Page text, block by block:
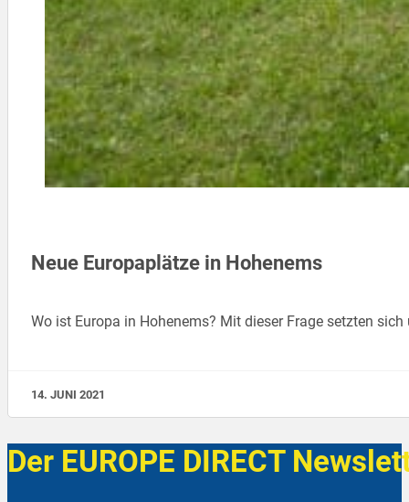
Neue Europaplätze in Hohenems
Wo ist Europa in Hohenems? Mit dieser Frage setzten
14. JUNI 2021
Der EUROPE DIRECT